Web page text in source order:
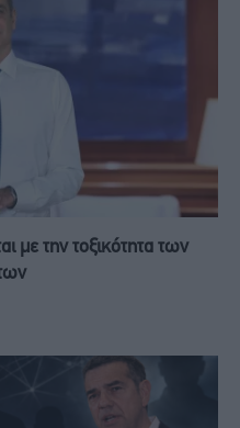
με την τοξικότητα των